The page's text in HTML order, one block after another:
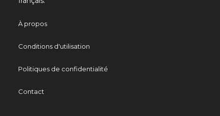
À propos
Conditions d'utilisation
Politiques de confidentialité
Contact